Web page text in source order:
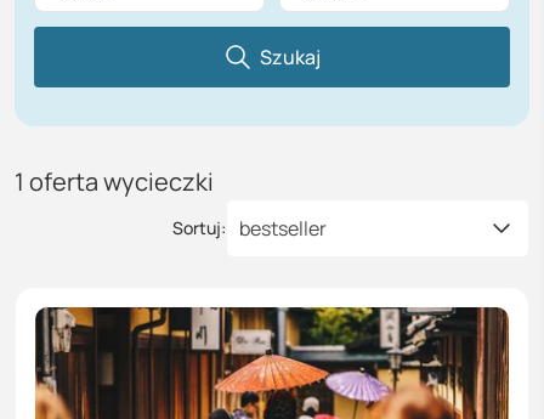
Szukaj
1 oferta wycieczki
Sortuj: bestseller